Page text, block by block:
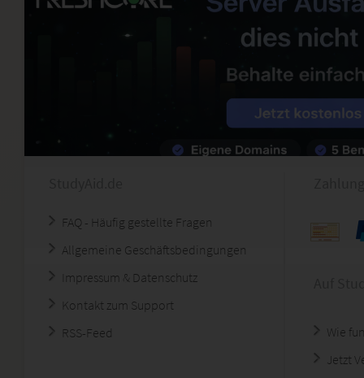
FAQ - Häufig gestellte Fragen
Allgemeine Geschäftsbedingungen
Impressum & Datenschutz
Kontakt zum Support
RSS-Feed
Wie
Jetzt